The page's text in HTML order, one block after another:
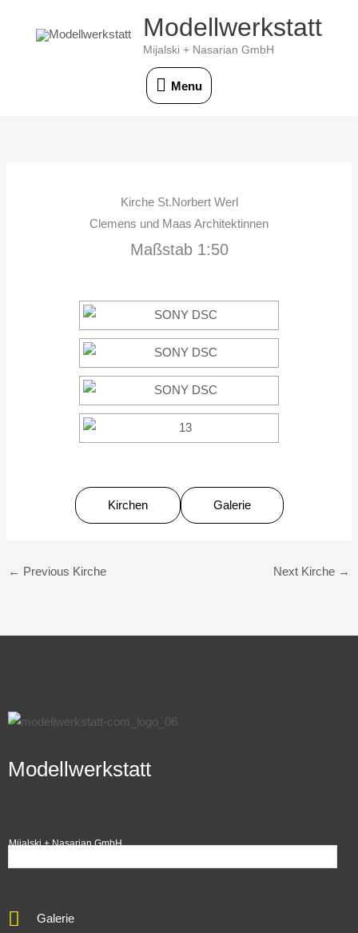
Modellwerkstatt
Mijalski + Nasarian GmbH
Menu
Menu
Kirche St.Norbert Werl
Clemens und Maas Architektinnen
Maßstab 1:50
Kirchen Galerie
← Previous Kirche Next Kirche →
Modellwerkstatt
Mijalski + Nasarian GmbH
Galerie